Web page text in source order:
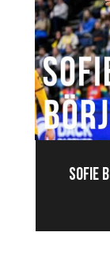
SOFIE